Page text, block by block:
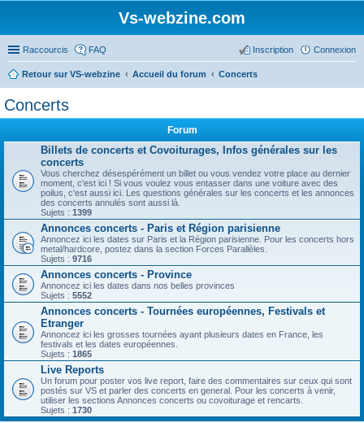
Vs-webzine.com
Raccourcis FAQ Connexion
Inscription
Retour sur VS-webzine Accueil du forum Concerts
Concerts
Forum
Billets de concerts et Covoiturages, Infos générales sur les
concerts
Vous cherchez désespérément un billet ou vous vendez votre place au dernier
moment, c'est ici ! Si vous voulez vous entasser dans une voiture avec des
poilus, c'est aussi ici. Les questions générales sur les concerts et les annonces
des concerts annulés sont aussi là.
Sujets : 1399
Annonces concerts - Paris et Région parisienne
Annoncez ici les dates sur Paris et la Région parisienne. Pour les concerts hors
metal/hardcore, postez dans la section Forces Parallèles.
Sujets : 9716
Annonces concerts - Province
Annoncez ici les dates dans nos belles provinces
Sujets : 5552
Annonces concerts - Tournées européennes, Festivals et
Etranger
Annoncez ici les grosses tournées ayant plusieurs dates en France, les
festivals et les dates européennes.
Sujets : 1865
Live Reports
Un forum pour poster vos live report, faire des commentaires sur ceux qui sont
postés sur VS et parler des concerts en general. Pour les concerts à venir,
utiliser les sections Annonces concerts ou covoiturage et rencarts.
Sujets : 1730